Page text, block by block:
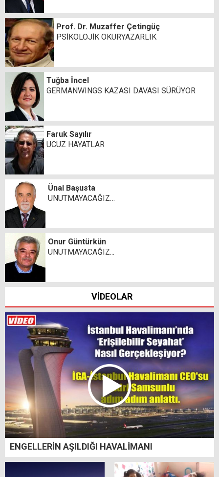
Prof. Dr. Muzaffer Çetingüç
PSİKOLOJİK OKURYAZARLIK
Tuğba İncel
GERMANWINGS KAZASI DAVASI SÜRÜYOR
Faruk Sayılır
UCUZ HAYATLAR
Ünal Başusta
UNUTMAYACAĞIZ…
Onur Güntürkün
UNUTMAYACAĞIZ...
VİDEOLAR
ENGELLERİN AŞILDIĞI HAVALİMANI